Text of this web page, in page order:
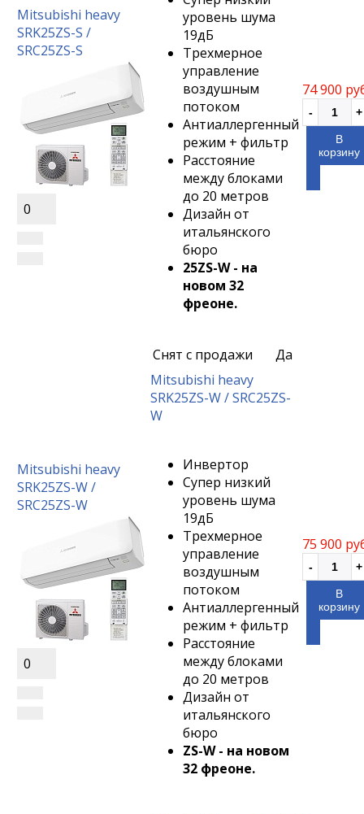
Mitsubishi heavy
SRK25ZS-S /
SRC25ZS-S
0
уровень шума
19дБ
Трехмерное
управление
воздушным
потоком
Антиаллергенный
режим + фильтр
Расстояние
между блоками
до 20 метров
Дизайн от
итальянского
бюро
25ZS-W - на
новом 32
фреоне.
Снят с продажи Да
74 900
В
корзину
Mitsubishi heavy
SRK25ZS-W /
SRC25ZS-W
0
Mitsubishi heavy
SRK25ZS-W / SRC25ZS-
W
Инвертор
Супер низкий
уровень шума
19дБ
Трехмерное
управление
воздушным
потоком
Антиаллергенный
режим + фильтр
Расстояние
между блоками
до 20 метров
Дизайн от
итальянского
бюро
ZS-W - на новом
32 фреоне.
75 900
В
корзину